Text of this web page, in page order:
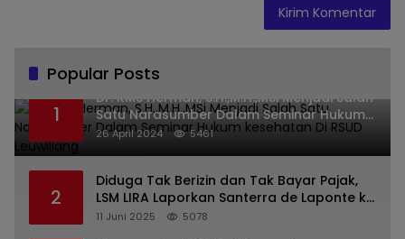
Popular Posts
1
Dr. KMS Herman, S.H.,M.H.,MSi Menjadi Salah
Satu Narasumber Dalam Seminar Hukum
kesehatan Di RSUD Leuwiliang
26 April 2024 5461
2
Diduga Tak Berizin dan Tak Bayar Pajak,
LSM LIRA Laporkan Santerra de Laponte ke
Kejaksaan Kota Batu
11 Juni 2025 5078